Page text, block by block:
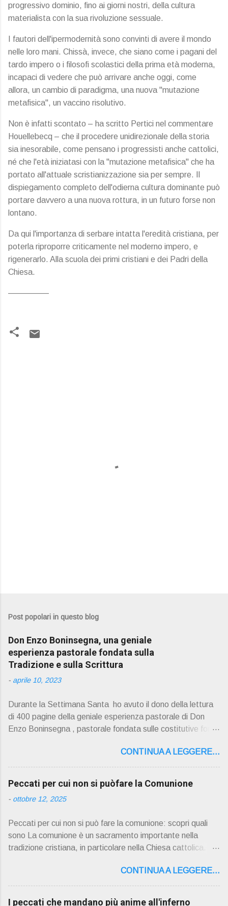
progressivo dominio, fino ai giorni nostri, della cultura
materialista con la sua rivoluzione sessuale.
I fautori dell'ipermodernità sono convinti di avere il mondo
nelle loro mani. Chissà, invece, che siano come i pagani del
tardo impero o i filosofi scolastici della prima età moderna,
incapaci di vedere che può arrivare anche oggi, come
allora, un cambio di paradigma, una nuova "mutazione
metafisica", un vaccino risolutivo.
Non è infatti scontato – ha scritto Pertici nel commentare
Houellebecq – che il procedere unidirezionale della storia
sia inesorabile, come pensano i progressisti anche cattolici,
né che l'età iniziatasi con la "mutazione metafisica" che ha
portato all'attuale scristianizzazione sia per sempre. Il
dispiegamento completo dell'odierna cultura dominante può
portare davvero a una nuova rottura, in un futuro forse non
lontano.
Da qui l'importanza di serbare intatta l'eredità cristiana, per
poterla riproporre criticamente nel moderno impero, e
rigenerarlo. Alla scuola dei primi cristiani e dei Padri della
Chiesa.
—————
Post popolari in questo blog
Don Enzo Boninsegna, una geniale
esperienza pastorale fondata sulla
Tradizione e sulla Scrittura
- aprile 10, 2023
Durante la Settimana Santa ho avuto il dono della lettura
di 400 pagine della geniale esperienza pastorale di Don
Enzo Boninsegna , pastorale fondata sulle costitutive fon ti
Dio giunta in continuit à ecclesiale a noi per mezzo di Gesù,
degli Apostoli e dei loro successori . Io don Gino Oliosi v
orrei contribuire ad una lettura non pregiudiziale su don
Enzo Boninsegna . Per gli ultimi tempi di vita l'ho scelto
come Confessore. Del suo volume " ERO "CURATO" …
D on Enzo Boninsegna , per ordinazioni Via San Giovanni
Pupatoro,16 – 37134 Verona Tel. 045 8201679 – Cell.
338990 8824 PRESENTAZIONE R icordo che qualche
bellissimo libro di Georges Bernanos , " DIARIO DI UN
CURATO DI CAMPAGNA ". È ispira...
CONTINUA A LEGGERE...
Peccati per cui non si puòfare la Comunione
- ottobre 12, 2025
Peccati per cui non si può fare la comunione: scopri quali
sono La comunione è un sacramento importante nella
tradizione cristiana, in particolare nella Chiesa cattolica.
di Cristo sotto forma di pane e vino consacrati. Tuttavia, ci
sono alcuni peccati che impediscono ai fedeli di partecipare
alla comunione. Questi peccati sono considerati gravi o
CONTINUA A LEGGERE...
I peccati che mandano più anime all'inferno